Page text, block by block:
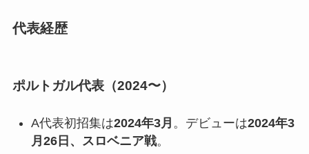
代表経歴
ポルトガル代表（2024〜）
A代表初招集は2024年3月 。デビューは2024年3
月26日、スロベニア戦。